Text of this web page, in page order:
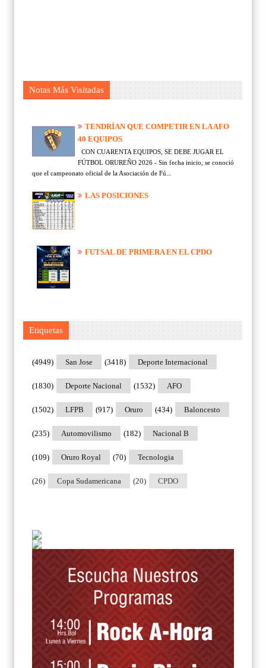
Notas Más Visitadas
TENDRÍAN QUE COMPETIR EN LA AFO
40 EQUIPOS
CON CUARENTA EQUIPOS, SE DEBE JUGAR EL
FÚTBOL ORUREÑO 2026 - Sin fecha inicio, se conoció
que el campeonato oficial de la Asociación de Fú...
LAS POSICIONES
FUTSAL DE PRIMERA EN EL CPDO
Etiquetas
San Jose
(4949) Deporte Internacional
(3418)
Deporte Nacional
(1830) AFO
(1532)
LFPB
(1502) Oruro
(917) Baloncesto
(434)
Automovilismo
(235) Nacional B
(182)
Oruro Royal
(109) Tecnologia
(70)
Copa Sudamericana
(26) CPDO
(20)